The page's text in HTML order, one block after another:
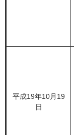
平成19年10月19
日